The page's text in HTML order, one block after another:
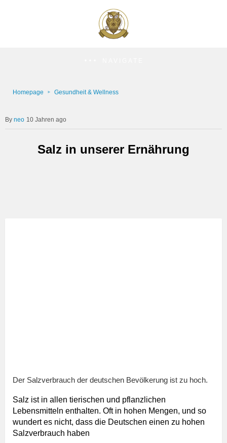
Homepage Gesundheit & Wellness
neo 10 Jahren ago
Salz in unserer Ernährung
Der Salzverbrauch der deutschen Bevölkerung ist zu hoch.
Salz ist in allen tierischen und pflanzlichen
Lebensmitteln enthalten. Oft in hohen Mengen, und so
wundert es nicht, dass die Deutschen einen zu hohen
Salzverbrauch haben